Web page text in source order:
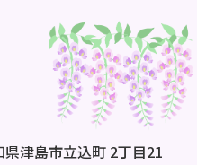
津島市立込町 2丁目21